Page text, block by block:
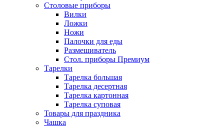
Столовые приборы
Вилки
Ложки
Ножи
Палочки для еды
Размешиватель
Стол. приборы Премиум
Тарелки
Тарелка большая
Тарелка десертная
Тарелка картонная
Тарелка суповая
Товары для праздника
Чашка